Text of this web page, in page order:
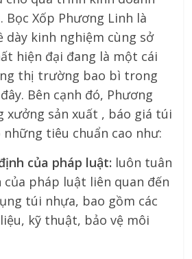
Bọc Xốp Phương Linh là
dày kinh nghiệm cùng sở
hiện đại đang là một cái
thị trường bao bì trong
Bên cạnh đó, Phương
xưởng sản xuất , báo giá túi
tiêu chuẩn cao như:
của pháp luật: luôn tuân
của pháp luật liên quan đến
túi nhựa, bao gồm các
kỹ thuật, bảo vệ môi